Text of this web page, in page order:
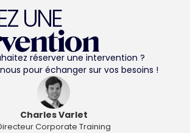
UNE
réserver une intervention ?
pour échanger sur vos besoins !
Charles Varlet
Corporate Training